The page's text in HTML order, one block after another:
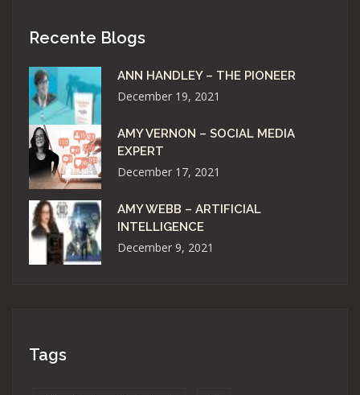
Recente Blogs
ANN HANDLEY – THE PIONEER
December 19, 2021
AMY VERNON – SOCIAL MEDIA
EXPERT
December 17, 2021
AMY WEBB – ARTIFICIAL
INTELLIGENCE
December 9, 2021
Tags